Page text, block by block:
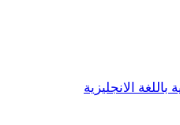
الانجليزية